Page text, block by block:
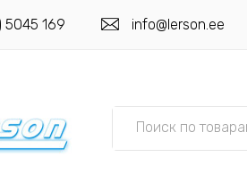
5045 169 info@lerson.ee